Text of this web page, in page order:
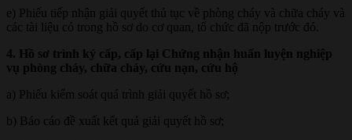
e) Phiếu tiếp nhận giải quyết thủ tục về phòng cháy và chữa cháy và
các tài liệu có trong hồ sơ do cơ quan, tổ chức đã nộp trước đó.
4. Hồ sơ trình ký cấp, cấp lại Chứng nhận huấn luyện nghiệp
vụ phòng cháy, chữa cháy, cứu nạn, cứu hộ
a) Phiếu kiểm soát quá trình giải quyết hồ sơ;
b) Báo cáo đề xuất kết quả giải quyết hồ sơ;